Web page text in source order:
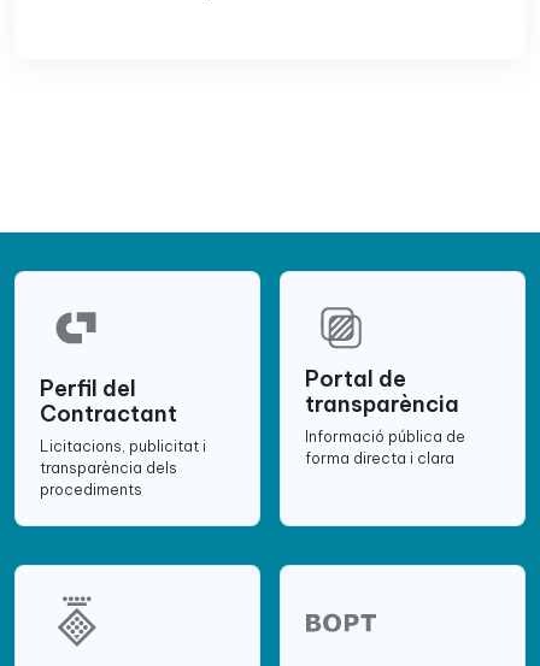
Perfil del
Contractant
Licitacions, publicitat i
transparència dels
procediments
Portal de
transparència
Informació pública de
forma directa i clara